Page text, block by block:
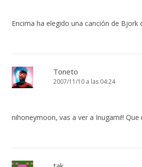
Encima ha elegido una canción de Bjork
Toneto
2007/11/10 a las 04:24
nihoneymoon, vas a ver a Inugami!! Que